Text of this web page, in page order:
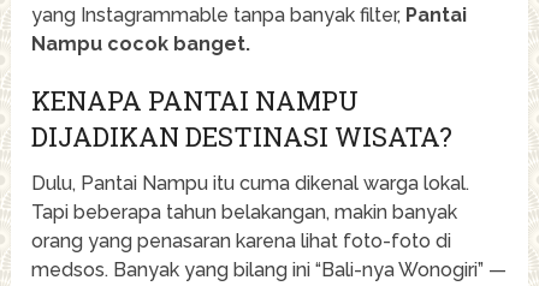
yang Instagrammable tanpa banyak filter, Pantai
Nampu cocok banget.
KENAPA PANTAI NAMPU
DIJADIKAN DESTINASI WISATA?
Dulu, Pantai Nampu itu cuma dikenal warga lokal.
Tapi beberapa tahun belakangan, makin banyak
orang yang penasaran karena lihat foto-foto di
medsos. Banyak yang bilang ini “Bali-nya Wonogiri” —